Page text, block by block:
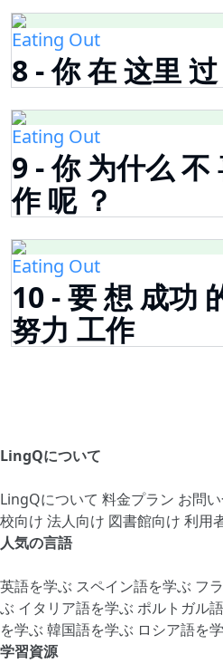
Eating Out
8 - 你 在 这里
Eating Out
9 - 你 为什么 不
作 呢 ？
Eating Out
10 - 要 想 成功
努力 工作
LingQについて
LingQについて 料金プラン お問
校向け 法人向け 図書館向け 利用
人気の言語
英語を学ぶ スペイン語を学ぶ フ
ぶ イタリア語を学ぶ ポルトガル
を学ぶ 韓国語を学ぶ ロシア語を
学習資源